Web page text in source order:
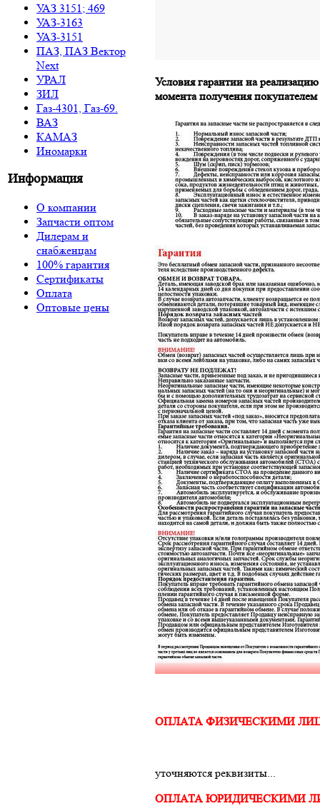
УАЗ 3151; 469
УАЗ-3163
УАЗ-3151
ПАЗ, ПАЗ Вектор
Next
УРАЛ
ЗИЛ
Газ-4301, Газ-69.
ВАЗ
КАМАЗ
Иномарки
Информация
О компании
Запчасти оптом
Дилерам и
снабженцам
100% гарантия
Сертификаты
Оплата
Оптовые цены
Условия гарантии на
момента получения покупателем
ОПЛАТА ФИЗИЧЕСКИМИ
уточняются реквизиты...
ОПЛАТА ЮРИДИЧЕСКИМИ